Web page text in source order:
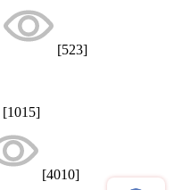
[523]
[1015]
[4010]